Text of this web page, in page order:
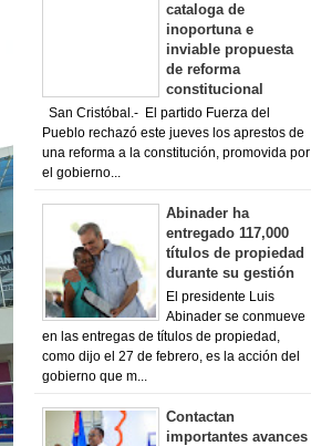
cataloga de
inoportuna e
inviable propuesta
de reforma
constitucional
San Cristóbal.- El partido Fuerza del
Pueblo rechazó este jueves los aprestos de
una reforma a la constitución, promovida por
el gobierno...
Abinader ha
entregado 117,000
títulos de propiedad
durante su gestión
El presidente Luis
Abinader se conmueve
en las entregas de títulos de propiedad,
como dijo el 27 de febrero, es la acción del
gobierno que m...
Contactan
importantes avances